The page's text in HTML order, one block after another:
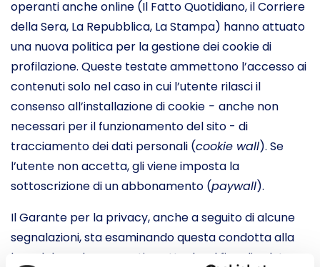
operanti anche online (Il Fatto Quotidiano, il Corriere
della Sera, La Repubblica, La Stampa) hanno attuato
una nuova politica per la gestione dei cookie di
profilazione. Queste testate ammettono l’accesso ai
contenuti solo nel caso in cui l’utente rilasci il
consenso all’installazione di cookie - anche non
necessari per il funzionamento del sito - di
tracciamento dei dati personali (cookie wall). Se
l’utente non accetta, gli viene imposta la
sottoscrizione di un abbonamento (paywall).
Il Garante per la privacy, anche a seguito di alcune
segnalazioni, sta esaminando questa condotta alla
luce del quadro normativo attuale, al fine di valutare